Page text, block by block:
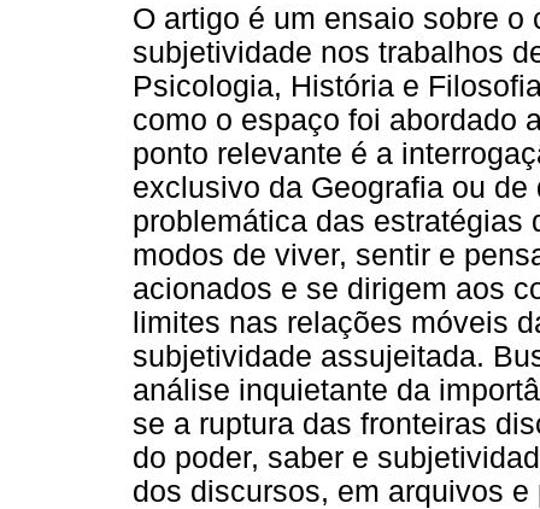
O artigo é um ensaio sobre
subjetividade nos trabalhos
Psicologia, História e
como o espaço foi abordado
ponto relevante é a
exclusivo da Geografia ou
problemática das estratégias
modos de viver, sentir e
acionados e se dirigem aos
limites nas relações móveis
subjetividade assujeitada.
análise inquietante da
se a ruptura das fronteiras
do poder, saber e
dos discursos, em arquivos